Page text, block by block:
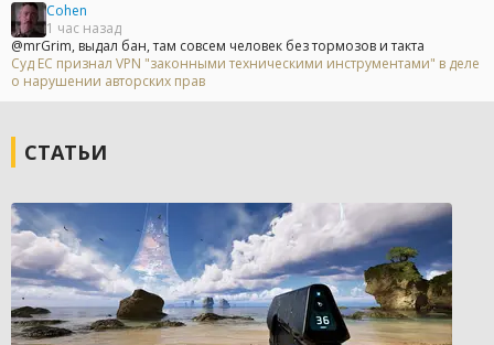
Cohen
1 час назад
@mrGrim, выдал бан, там совсем человек без тормозов и такта
Суд ЕС признал VPN "законными техническими инструментами" в деле
о нарушении авторских прав
СТАТЬИ